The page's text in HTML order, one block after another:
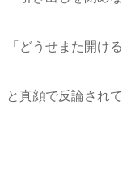
「どうせまた開け
と真顔で反論されて